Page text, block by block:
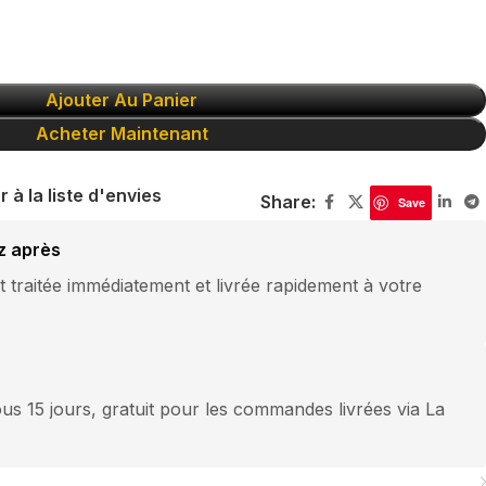
Ajouter Au Panier
Acheter Maintenant
à la liste d'envies Share: Save
après
traitée immédiatement et livrée rapidement à votre
15 jours, gratuit pour les commandes livrées via La